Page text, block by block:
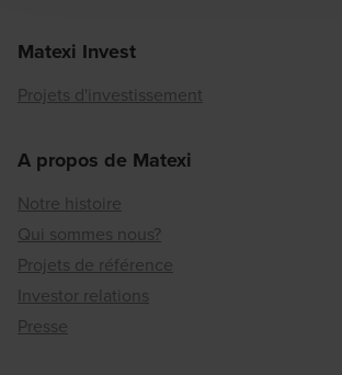
Matexi Invest
Projets d'investissement
A propos de Matexi
Notre histoire
Qui sommes nous?
Projets de référence
Investor relations
Presse